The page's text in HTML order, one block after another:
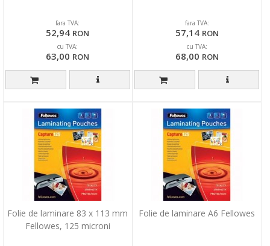
fara TVA:
52,94 RON
cu TVA:
63,00 RON
fara TVA:
57,14 RON
cu TVA:
68,00 RON
Folie de laminare 83 x 113 mm
Fellowes, 125 microni
Folie de laminare A6 Fellowes